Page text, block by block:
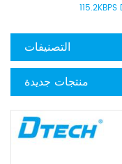
التصنيفات
منتجات جديدة